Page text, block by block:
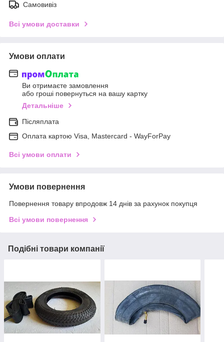
Самовивіз
Всі умови доставки
Умови оплати
Ви отримаєте замовлення
або гроші повернуться на вашу картку
Детальніше
Післяплата
Оплата картою Visa, Mastercard - WayForPay
Всі умови оплати
Умови повернення
Повернення товару впродовж 14 днів за рахунок покупця
Всі умови повернення
Подібні товари компанії